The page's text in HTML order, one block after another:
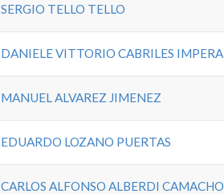
SERGIO TELLO TELLO
DANIELE VITTORIO CABRILES IMPERA
MANUEL ALVAREZ JIMENEZ
EDUARDO LOZANO PUERTAS
CARLOS ALFONSO ALBERDI CAMACHO